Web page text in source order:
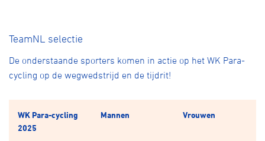
TeamNL selectie
De onderstaande sporters komen in actie op het WK Para-
cycling op de wegwedstrijd en de tijdrit!
WK Para-cycling
2025
Mannen Vrouwen